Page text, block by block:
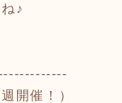
♪
開催！）